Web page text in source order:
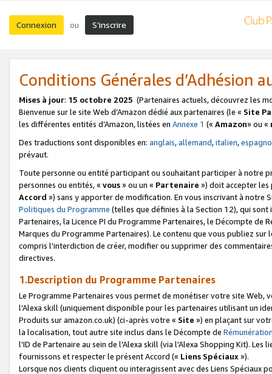
Connexion ou S’inscrire
Conditions Générales d’Adhésion
Mises à jour: 15 octobre 2025 (Partenaires actuels, découvrez les
Bienvenue sur le site Web d’Amazon dédié aux partenaires (le « Site
les différentes entités d’Amazon, listées en Annexe 1 (« Amazon» ou «
Des traductions sont disponibles en: anglais,allemand,italien,
prévaut.
Toute personne ou entité participant ou souhaitant participer à notre
personnes ou entités, « vous» ou un « Partenaire ») doit accepter les
Accord ») sans y apporter de modification. En vous inscrivant à notre
Politiques du Programme (telles que définies à la Section 12), qui
Partenaires, la Licence PI du Programme Partenaires, le Décompte de
Marques du Programme Partenaires). Le contenu que vous publiez
compris l'interdiction de créer, modifier ou supprimer des
directives.
1.Description du Programme Partenaires
Le Programme Partenaires vous permet de monétiser votre site Web,
l'Alexa skill (uniquement disponible pour les partenaires utilisant un
Produits sur amazon.co.uk) (ci-après votre « Site ») en plaçant sur
la localisation, tout autre site inclus dans le Décompte de
l'ID de Partenaire au sein de l'Alexa skill (via l'Alexa Shopping Kit).
fournissons et respecter le présent Accord (« Liens Spéciaux»).
Lorsque nos clients cliquent ou interagissent avec des Liens Spéciaux